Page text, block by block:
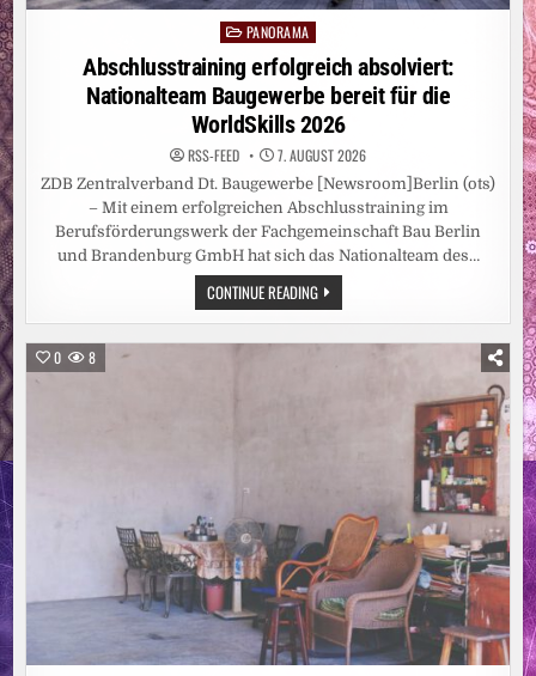
Posted
in
PANORAMA
Abschlusstraining erfolgreich absolviert:
Nationalteam Baugewerbe bereit für die
WorldSkills 2026
RSS-FEED 7. AUGUST 2026
ZDB Zentralverband Dt. Baugewerbe [Newsroom]Berlin (ots)
– Mit einem erfolgreichen Abschlusstraining im
Berufsförderungswerk der Fachgemeinschaft Bau Berlin
und Brandenburg GmbH hat sich das Nationalteam des…
CONTINUE READINGABSCHLUSSTRAINING
ERFOLGREICH
ABSOLVIERT:
NATIONALTEAM
BAUGEWERBE
0 8